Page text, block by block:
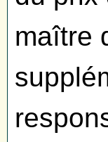
maître